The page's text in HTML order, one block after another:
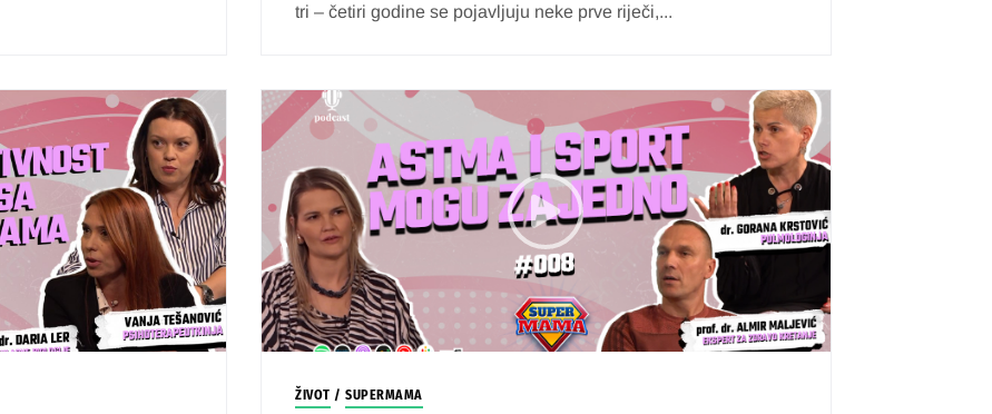
tri – četiri godine se pojavljuju neke prve riječi,...
ŽIVOT / SUPERMAMA